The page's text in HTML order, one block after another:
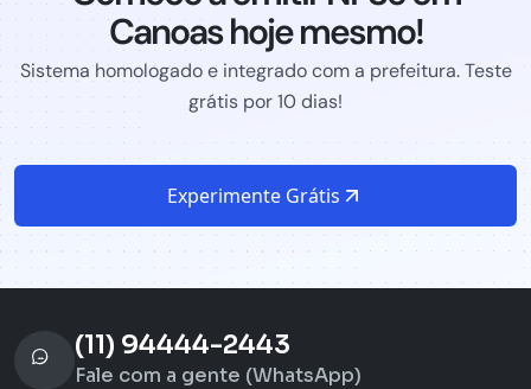
Canoas hoje mesmo!
Sistema homologado e integrado com a prefeitura. Teste
grátis por 10 dias!
Experimente Grátis
(11) 94444-2443
Fale com a gente (WhatsApp)